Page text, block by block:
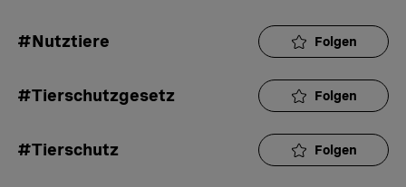
#Nutztiere Folgen
#Tierschutzgesetz Folgen
#Tierschutz Folgen